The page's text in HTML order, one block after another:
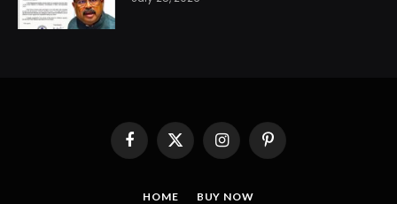
FacebookX
(Twitter)
InstagramPinterest
HOME BUY NOW